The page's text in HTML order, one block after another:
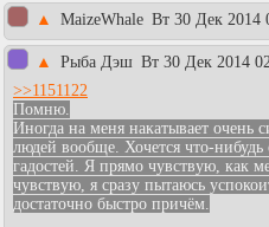
▲ MaizeWhale Вт 30 Дек 2014
▲ Рыба Дэш Вт 30 Дек 2014
>>1151122
Помню.
Иногда на меня накатывает очень
людей вообще. Хочется что-
гадостей. Я прямо чувствую, как
чувствую, я сразу пытаюсь
достаточно быстро причём.